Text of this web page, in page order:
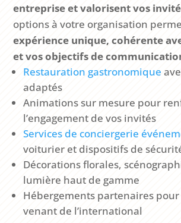
entreprise et valorisent vos
options à votre organisation
expérience unique, cohérente
et vos objectifs de
Restauration gastronomique
adaptés
Animations sur mesure pour
l’engagement de vos invités
Services de conciergerie
voiturier et dispositifs de
Décorations florales,
lumière haut de gamme
Hébergements partenaires pour
venant de l’international